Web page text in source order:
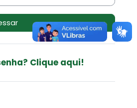
Clique aqui!